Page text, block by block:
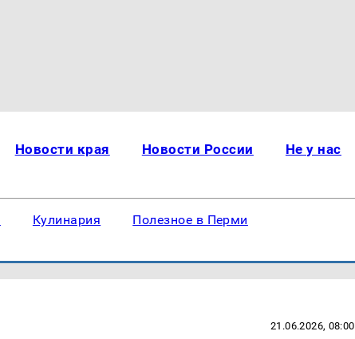
Новости края Новости России Не у нас
Кулинария Полезное в Перми
21.06.2026, 08:00